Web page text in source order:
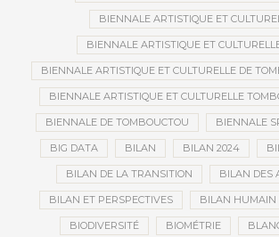
BIENNALE ARTISTIQUE ET
BIENNALE ARTISTIQUE ET
BIENNALE ARTISTIQUE ET CULTURELLE DE
BIENNALE ARTISTIQUE ET CULTURELLE
BIENNALE DE TOMBOUCTOU BIENNALE
BIG DATA BILAN BILAN 2024
BILAN DE LA TRANSITION BILAN DES
BILAN ET PERSPECTIVES BILAN HUMAIN
BIODIVERSITÉ BIOMÉTRIE